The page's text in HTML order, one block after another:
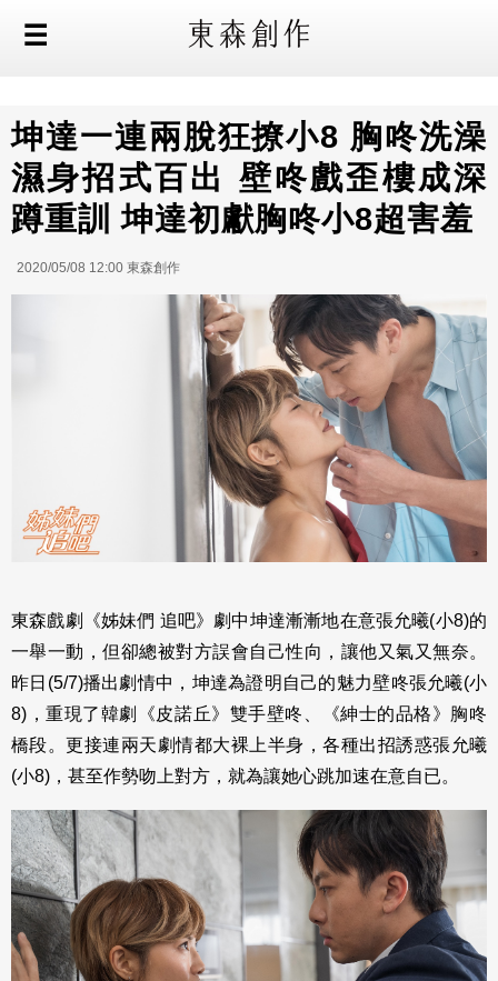
坤達一連兩脫狂撩小8 胸咚洗澡
濕身招式百出 壁咚戲歪樓成深
蹲重訓 坤達初獻胸咚小8超害羞
2020/05/08 12:00 東森創作
東森戲劇《姊妹們 追吧》劇中坤達漸漸地在意張允曦(小8)的
一舉一動，但卻總被對方誤會自己性向，讓他又氣又無奈。
昨日(5/7)播出劇情中，坤達為證明自己的魅力壁咚張允曦(小
8)，重現了韓劇《皮諾丘》雙手壁咚、《紳士的品格》胸咚
橋段。更接連兩天劇情都大裸上半身，各種出招誘惑張允曦
(小8)，甚至作勢吻上對方，就為讓她心跳加速在意自已。